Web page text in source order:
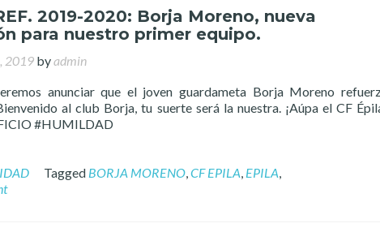
2019-2020: Borja Moreno, nueva
para nuestro primer equipo.
2019 byadmin
anunciar que el joven guardameta Borja Moreno
al club Borja, tu suerte será la nuestra. ¡Aúpa el CF
#HUMILDAD
Tagged BORJA MORENO,CF EPILA, EPILA,